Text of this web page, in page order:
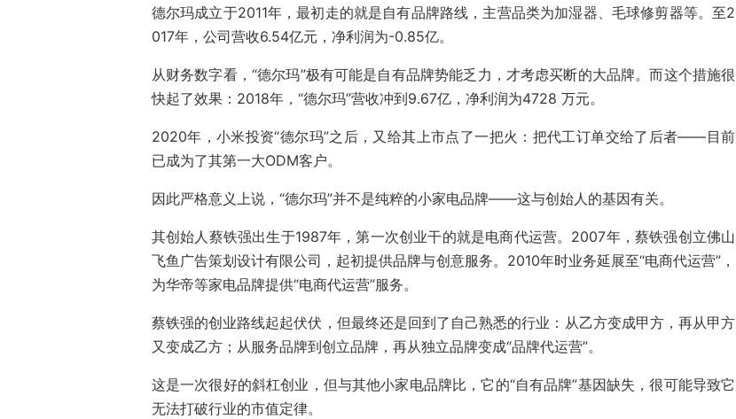
德尔玛成立于2011年，最初走的就是自有品牌路线，主营品类为加湿器、毛球修剪器等。至2
017年，公司营收6.54亿元，净利润为-0.85亿。
从财务数字看，“德尔玛”极有可能是自有品牌势能乏力，才考虑买断的大品牌。而这个措施很
快起了效果：2018年，“德尔玛”营收冲到9.67亿，净利润为4728 万元。
2020年，小米投资“德尔玛”之后，又给其上市点了一把火：把代工订单交给了后者——目前
已成为了其第一大ODM客户。
因此严格意义上说，“德尔玛”并不是纯粹的小家电品牌——这与创始人的基因有关。
其创始人蔡铁强出生于1987年，第一次创业干的就是电商代运营。2007年，蔡铁强创立佛山
飞鱼广告策划设计有限公司，起初提供品牌与创意服务。2010年时业务延展至“电商代运营”，
为华帝等家电品牌提供“电商代运营”服务。
蔡铁强的创业路线起起伏伏，但最终还是回到了自己熟悉的行业：从乙方变成甲方，再从甲方
又变成乙方；从服务品牌到创立品牌，再从独立品牌变成“品牌代运营”。
这是一次很好的斜杠创业，但与其他小家电品牌比，它的“自有品牌”基因缺失，很可能导致它
无法打破行业的市值定律。